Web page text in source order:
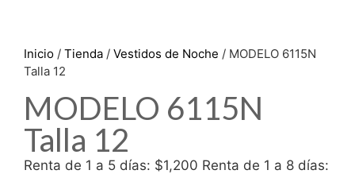
Inicio / Tienda / Vestidos de Noche / MODELO 6115N
Talla 12
MODELO 6115N
Talla 12
Renta de 1 a 5 días: $1,200 Renta de 1 a 8 días: